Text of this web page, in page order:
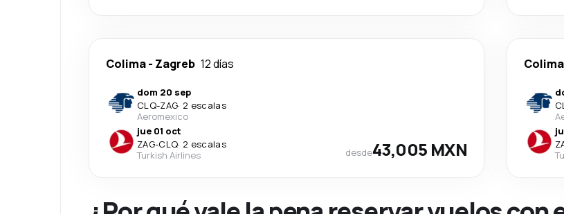
Colima- Zagreb 12 días
dom 20 sep
CLQ-ZAG· 2 escalas
Aeromexico
jue 01 oct
ZAG-CLQ· 2 escalas
Turkish Airlines
desde43,005 MXN
Colima